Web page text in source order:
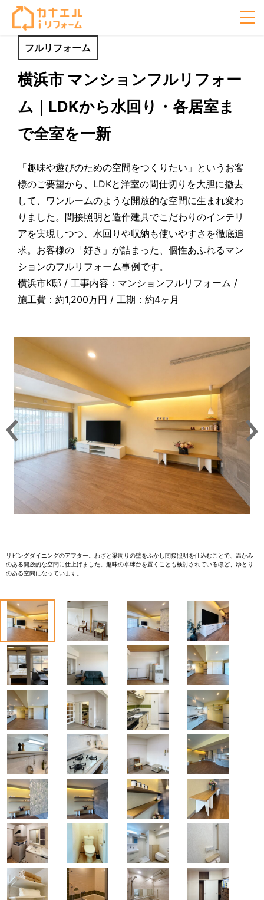
フルリフォーム
横浜市 マンションフルリフォー
ム｜LDKから水回り・各居室ま
で全室を一新
「趣味や遊びのための空間をつくりたい」というお客
様のご要望から、LDKと洋室の間仕切りを大胆に撤去
して、ワンルームのような開放的な空間に生まれ変わ
りました。間接照明と造作建具でこだわりのインテリ
アを実現しつつ、水回りや収納も使いやすさを徹底追
求。お客様の「好き」が詰まった、個性あふれるマン
ションのフルリフォーム事例です。
横浜市K邸 / 工事内容：マンションフルリフォーム /
施工費：約1,200万円 / 工期：約4ヶ月
リビングダイニングのアフター。わざと梁周りの壁をふかし間接照明を仕込むことで、温かみ
のある開放的な空間に仕上げました。趣味の卓球台を置くことも検討されているほど、ゆとり
のある空間になっています。
2 4
5 7
10 11
13 14 15 16
17 18 19 20
21 22 23
25 26 27 28